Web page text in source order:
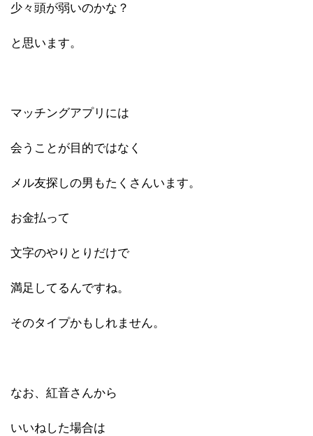
少々頭が弱いのかな？
と思います。
マッチングアプリには
会うことが目的ではなく
メル友探しの男もたくさんいます。
お金払って
文字のやりとりだけで
満足してるんですね。
そのタイプかもしれません。
なお、紅音さんから
いいねした場合は